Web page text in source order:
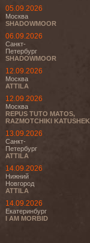
05.09.2026
Москва
SHADOWMOOR
06.09.2026
Санкт-
Петербург
SHADOWMOOR
12.09.2026
Москва
ATTILA
12.09.2026
Москва
REPUS TUTO MATOS,
RAZMOTCHIKI KATUSHEK
13.09.2026
Санкт-
Петербург
ATTILA
14.09.2026
Нижний
Новгород
ATTILA
14.09.2026
Екатеринбург
I AM MORBID